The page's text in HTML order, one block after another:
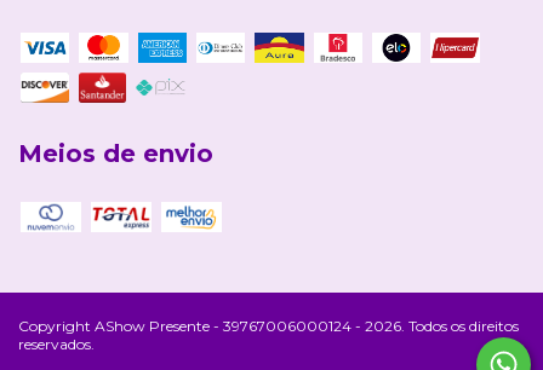
Meios de envio
Copyright AShow Presente - 39767006000124 - 2026. Todos os direitos
reservados.